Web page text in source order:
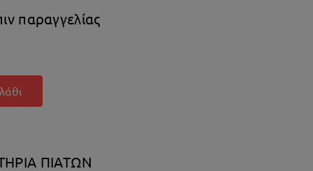
παραγγελίας
ΠΙΑΤΩΝ